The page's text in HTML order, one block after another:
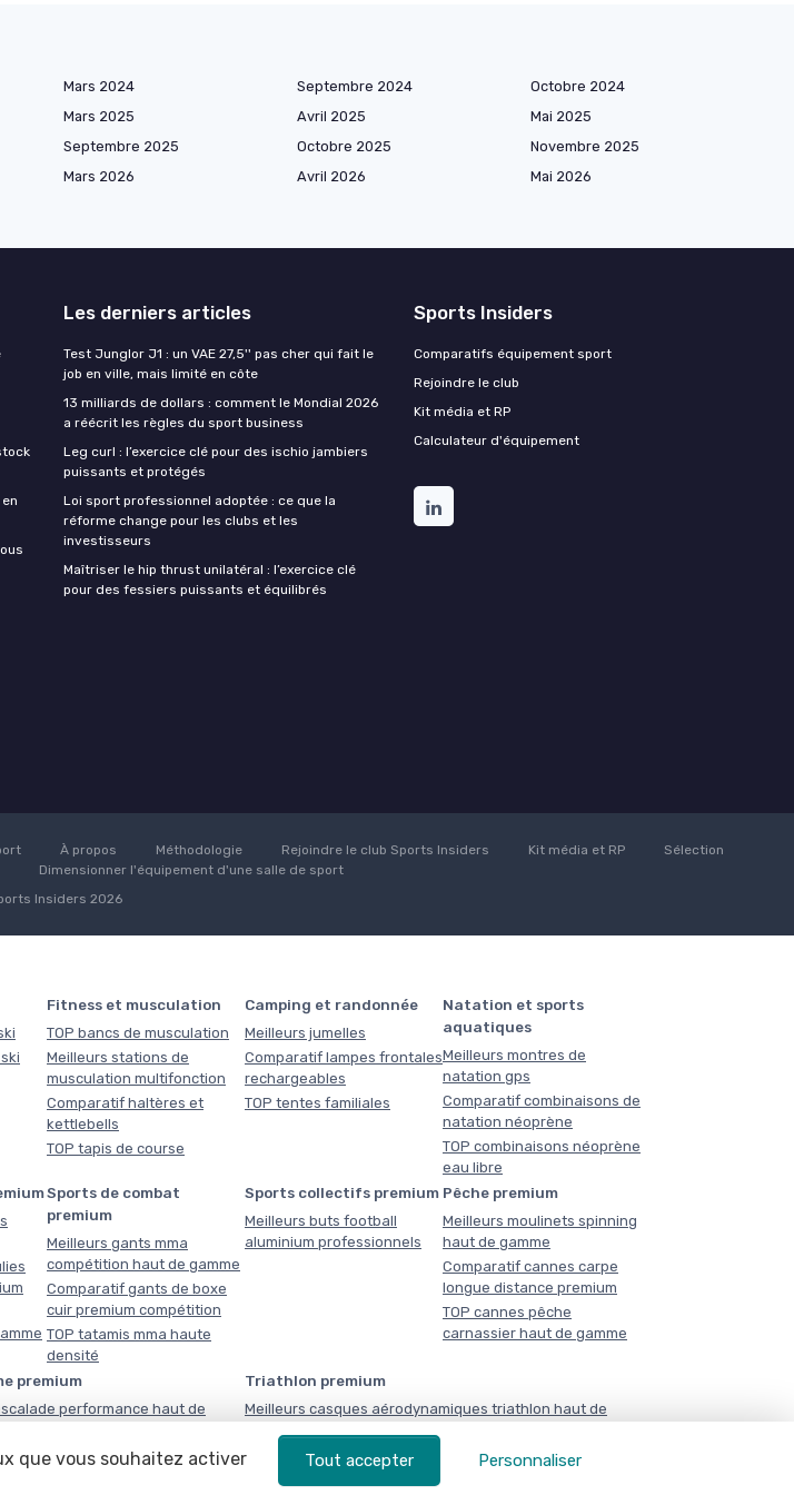
Mars 2024 Septembre 2024
Octobre 2024
Mars 2025 Avril 2025
Mai 2025
Septembre 2025 Octobre 2025
Novembre 2025
Mars 2026 Avril 2026
Mai 2026
Les derniers articles
Test Junglor J1 : un VAE 27,5'' pas cher qui fait le
job en ville, mais limité en côte
13 milliards de dollars : comment le Mondial 2026
a réécrit les règles du sport business
Leg curl : l’exercice clé pour des ischio jambiers
puissants et protégés
Loi sport professionnel adoptée : ce que la
réforme change pour les clubs et les
investisseurs
Maîtriser le hip thrust unilatéral : l’exercice clé
pour des fessiers puissants et équilibrés
Sports Insiders
Comparatifs équipement sport
Rejoindre le club
Kit média et RP
Calculateur d'équipement
À propos Méthodologie Rejoindre le club Sports Insiders Kit média et RP
Sélection
Dimensionner l'équipement d'une salle de sport
Insiders 2026
Fitness et musculation
TOP bancs de musculation
Meilleurs stations de
musculation multifonction
Comparatif haltères et
kettlebells
TOP tapis de course
Camping et randonnée
Meilleurs jumelles
Comparatif lampes frontales
rechargeables
TOP tentes familiales
Natation et sports
aquatiques
Meilleurs montres de
natation gps
Comparatif combinaisons de
natation néoprène
TOP combinaisons néoprène
eau libre
Sports de combat
premium
Meilleurs gants mma
compétition haut de gamme
Comparatif gants de boxe
cuir premium compétition
TOP tatamis mma haute
densité
Sports collectifs premium
Meilleurs buts football
aluminium professionnels
Pêche premium
Meilleurs moulinets spinning
haut de gamme
Comparatif cannes carpe
longue distance premium
TOP cannes pêche
carnassier haut de gamme
premium
performance haut de
Triathlon premium
Meilleurs casques aérodynamiques triathlon haut de
Comparatif combinaisons triathlon néoprène compétition
que vous souhaitez activer Tout accepter Personnaliser